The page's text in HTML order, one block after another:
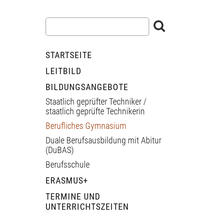
STARTSEITE
LEITBILD
BILDUNGSANGEBOTE
Staatlich geprüfter Techniker /
staatlich geprüfte Technikerin
Berufliches Gymnasium
Duale Berufsausbildung mit Abitur
(DuBAS)
Berufsschule
ERASMUS+
TERMINE UND
UNTERRICHTSZEITEN